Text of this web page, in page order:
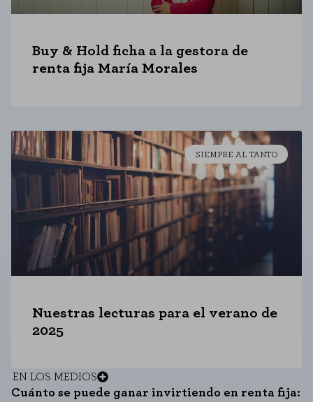
Buy & Hold ficha a la gestora de
renta fija María Morales
SIEMPRE AL TANTO
Nuestras lecturas para el verano de
2025
EN LOS MEDIOS
Cuánto se puede ganar invirtiendo en renta fija: